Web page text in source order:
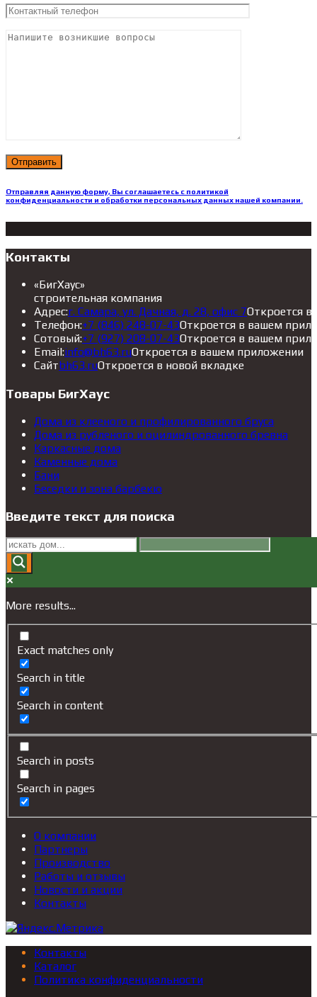
Отправляя данную форму, Вы соглашаетесь с политикой
конфиденциальности и обработки персональных данных нашей компании.
Контакты
«БигХаус»
строительная компания
Адрес:г. Самара, ул. Дачная, д. 28, офис 7Откроется в
Телефон:+7 (846) 248-07-43Откроется в вашем
Сотовый:+7 (927) 208-07-43Откроется в вашем
Email:info@bh63.ruОткроется в вашем приложении
Сайтbh63.ruОткроется в новой вкладке
Товары БигХаус
Дома из клееного и профилированного бруса
Дома из рубленого и оцилиндрованного бревна
Каркасные дома
Каменные дома
Бани
Беседки и зона барбекю
Введите текст для поиска
More results...
Exact matches only
Search in title
Search in content
Search in posts
Search in pages
О компании
Партнеры
Производство
Работы и отзывы
Новости и акции
Контакты
Контакты
Каталог
Политика конфиденциальности